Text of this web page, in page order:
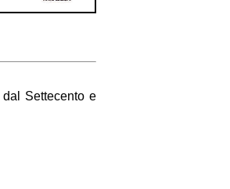
Settecento e